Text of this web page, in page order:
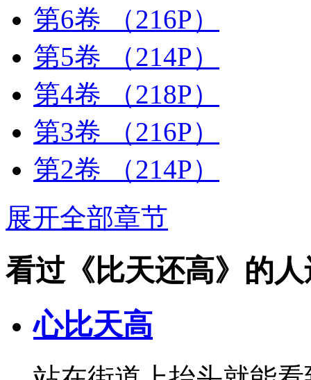
第6卷
（216P）
第5卷
（214P）
第4卷
（218P）
第3卷
（216P）
第2卷
（214P）
展开全部章节
看过《比天还高》的
心比天高